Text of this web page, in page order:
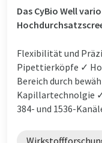
Das CyBio Well
Flexibilität und
Pipettierköpfe ✓
Bereich durch
Kapillartechnolgie
384- und 1536-